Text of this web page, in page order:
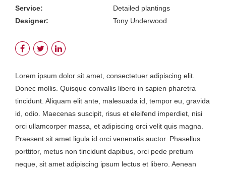
Service:
Detailed plantings
Designer:
Tony Underwood
Lorem ipsum dolor sit amet, consectetuer adipiscing elit.
Donec mollis. Quisque convallis libero in sapien pharetra
tincidunt. Aliquam elit ante, malesuada id, tempor eu, gravida
id, odio. Maecenas suscipit, risus et eleifend imperdiet, nisi
orci ullamcorper massa, et adipiscing orci velit quis magna.
Praesent sit amet ligula id orci venenatis auctor. Phasellus
porttitor, metus non tincidunt dapibus, orci pede pretium
neque, sit amet adipiscing ipsum lectus et libero. Aenean